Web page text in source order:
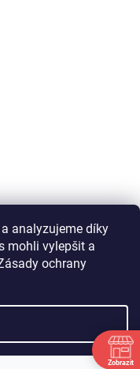
analyzujeme díky
mohli vylepšit a
ochrany
práva vyhrazena.Zobrazit